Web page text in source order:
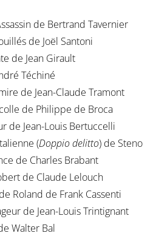
de Bertrand Tavernier
de Joël Santoni
de Jean Girault
Téchiné
de Jean-Claude Tramont
de Philippe de Broca
de Jean-Louis Bertuccelli
(Doppio delitto) de Steno
de Charles Brabant
de Claude Lelouch
Roland de Frank Cassenti
de Jean-Louis Trintignant
Walter Bal